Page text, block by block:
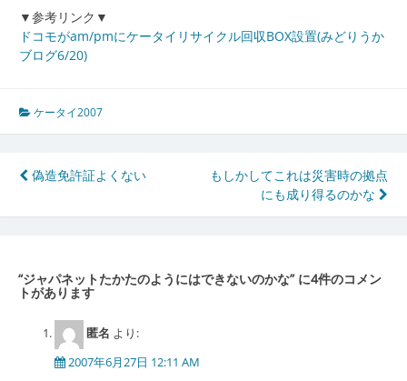
▼参考リンク▼
ドコモがam/pmにケータイリサイクル回収BOX設置(みどりうか
ブログ6/20)
ケータイ2007
投
稿
ビ
ゲ
ー
偽造免許証よくない
もしかしてこれは災害時の拠点
にも成り得るのかな
“ジャパネットたかたのようにはできないのかな” に4件のコメン
トがあります
匿名 より:
2007年6月27日 12:11 AM